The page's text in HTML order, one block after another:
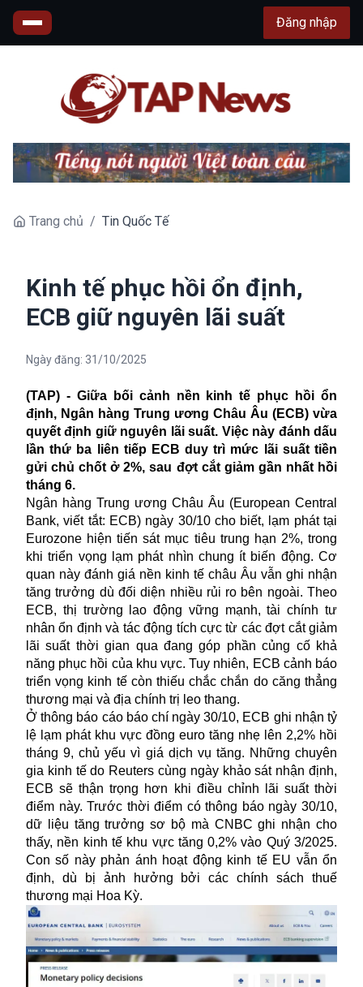
Đăng nhập
Trang chủ / Tin Quốc Tế
Kinh tế phục hồi ổn định,
ECB giữ nguyên lãi suất
Ngày đăng: 31/10/2025
(TAP) - Giữa bối cảnh nền kinh tế phục hồi ổn
định, Ngân hàng Trung ương Châu Âu (ECB) vừa
quyết định giữ nguyên lãi suất. Việc này đánh dấu
lần thứ ba liên tiếp ECB duy trì mức lãi suất tiền
gửi chủ chốt ở 2%, sau đợt cắt giảm gần nhất hồi
tháng 6.
Ngân hàng Trung ương Châu Âu (European Central
Bank, viết tắt: ECB) ngày 30/10 cho biết, lạm phát tại
Eurozone hiện tiến sát mục tiêu trung hạn 2%, trong
khi triển vọng lạm phát nhìn chung ít biến động. Cơ
quan này đánh giá nền kinh tế châu Âu vẫn ghi nhận
tăng trưởng dù đối diện nhiều rủi ro bên ngoài. Theo
ECB, thị trường lao động vững mạnh, tài chính tư
nhân ổn định và tác động tích cực từ các đợt cắt giảm
lãi suất thời gian qua đang góp phần củng cố khả
năng phục hồi của khu vực. Tuy nhiên, ECB cảnh báo
triển vọng kinh tế còn thiếu chắc chắn do căng thẳng
thương mại và địa chính trị leo thang.
Ở thông báo cáo báo chí ngày 30/10, ECB ghi nhận tỷ
lệ lạm phát khu vực đồng euro tăng nhẹ lên 2,2% hồi
tháng 9, chủ yếu vì giá dịch vụ tăng. Những chuyên
gia kinh tế do Reuters cùng ngày khảo sát nhận định,
ECB sẽ thận trọng hơn khi điều chỉnh lãi suất thời
điểm này. Trước thời điểm có thông báo ngày 30/10,
dữ liệu tăng trưởng sơ bộ mà CNBC ghi nhận cho
thấy, nền kinh tế khu vực tăng 0,2% vào Quý 3/2025.
Con số này phản ánh hoạt động kinh tế EU vẫn ổn
định, dù bị ảnh hưởng bởi các chính sách thuế
thương mại Hoa Kỳ.